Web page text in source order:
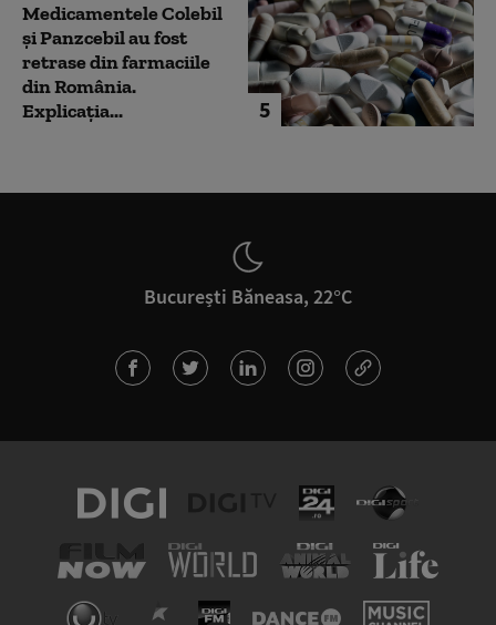
5
Medicamentele Colebil
și Panzcebil au fost
retrase din farmaciile
din România.
Explicația...
București Băneasa, 22°C